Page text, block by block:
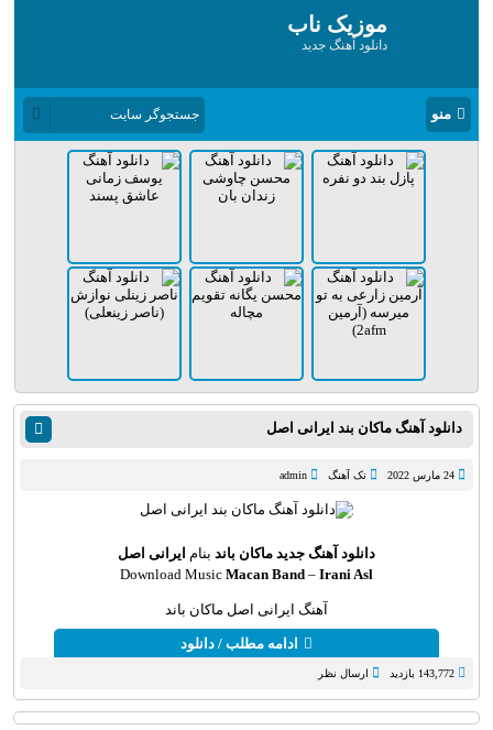
موزیک ناب
دانلود آهنگ جدید
منو
دانلود آهنگ ماکان بند ایرانی اصل
24 مارس 2022 تک آهنگ admin
دانلود آهنگ جدید ماکان باند بنام ایرانی اصل
Download Music Macan Band – Irani Asl
آهنگ ایرانی اصل ماکان باند
ادامه مطلب / دانلود
143,772 بازدید ارسال نظر